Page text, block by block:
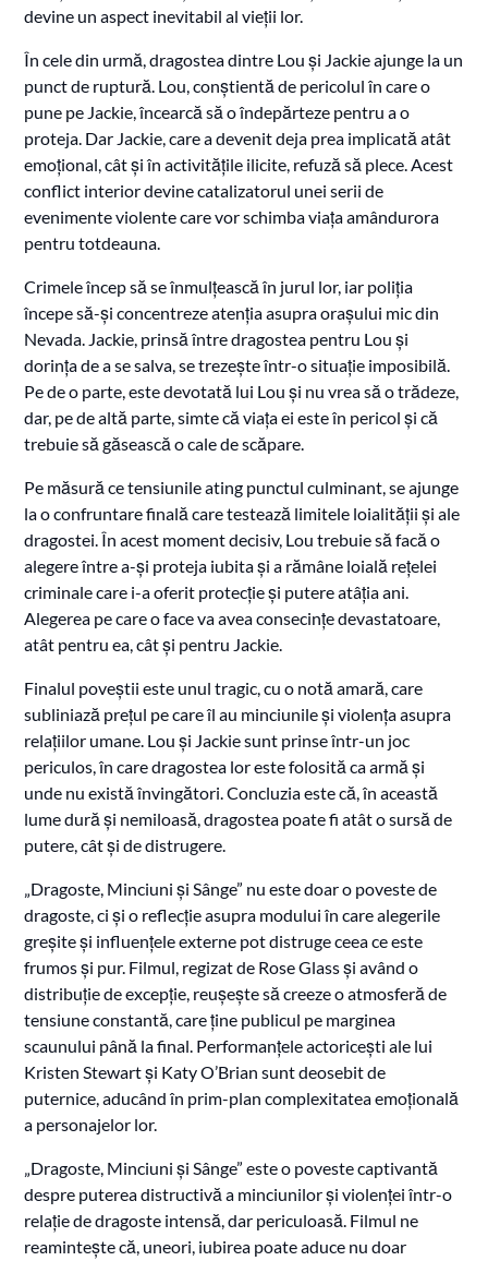
devine un aspect inevitabil al vieții lor.
În cele din urmă, dragostea dintre Lou și Jackie ajunge la un
punct de ruptură. Lou, conștientă de pericolul în care o
pune pe Jackie, încearcă să o îndepărteze pentru a o
proteja. Dar Jackie, care a devenit deja prea implicată atât
emoțional, cât și în activitățile ilicite, refuză să plece. Acest
conflict interior devine catalizatorul unei serii de
evenimente violente care vor schimba viața amândurora
pentru totdeauna.
Crimele încep să se înmulțească în jurul lor, iar poliția
începe să-și concentreze atenția asupra orașului mic din
Nevada. Jackie, prinsă între dragostea pentru Lou și
dorința de a se salva, se trezește într-o situație imposibilă.
Pe de o parte, este devotată lui Lou și nu vrea să o trădeze,
dar, pe de altă parte, simte că viața ei este în pericol și că
trebuie să găsească o cale de scăpare.
Pe măsură ce tensiunile ating punctul culminant, se ajunge
la o confruntare finală care testează limitele loialității și ale
dragostei. În acest moment decisiv, Lou trebuie să facă o
alegere între a-și proteja iubita și a rămâne loială rețelei
criminale care i-a oferit protecție și putere atâția ani.
Alegerea pe care o face va avea consecințe devastatoare,
atât pentru ea, cât și pentru Jackie.
Finalul poveștii este unul tragic, cu o notă amară, care
subliniază prețul pe care îl au minciunile și violența asupra
relațiilor umane. Lou și Jackie sunt prinse într-un joc
periculos, în care dragostea lor este folosită ca armă și
unde nu există învingători. Concluzia este că, în această
lume dură și nemiloasă, dragostea poate fi atât o sursă de
putere, cât și de distrugere.
„Dragoste, Minciuni și Sânge” nu este doar o poveste de
dragoste, ci și o reflecție asupra modului în care alegerile
greșite și influențele externe pot distruge ceea ce este
frumos și pur. Filmul, regizat de Rose Glass și având o
distribuție de excepție, reușește să creeze o atmosferă de
tensiune constantă, care ține publicul pe marginea
scaunului până la final. Performanțele actoricești ale lui
Kristen Stewart și Katy O’Brian sunt deosebit de
puternice, aducând în prim-plan complexitatea emoțională
a personajelor lor.
„Dragoste, Minciuni și Sânge” este o poveste captivantă
despre puterea distructivă a minciunilor și violenței într-o
relație de dragoste intensă, dar periculoasă. Filmul ne
reamintește că, uneori, iubirea poate aduce nu doar